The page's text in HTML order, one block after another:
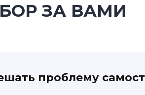
ЗА ВАМИ
проблему